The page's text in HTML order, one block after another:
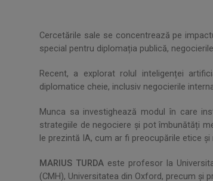
Cercetările sale se concentrează pe
special pentru diplomația publică,
Recent, a explorat rolul inteligenței
diplomatice cheie, inclusiv negocierile
Munca sa investighează modul în care
strategiile de negociere și pot îmbunătăți
le prezintă IA, cum ar fi preocupările etice
MARIUS TURDAeste profesor la
(CMH), Universitatea din Oxford, precum şi